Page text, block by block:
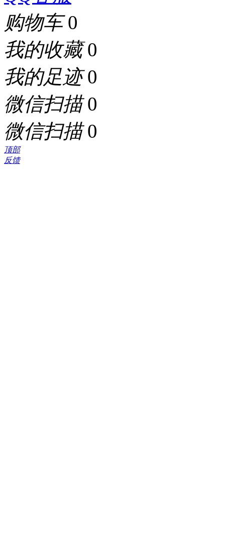
购物车 0
我的收藏 0
我的足迹 0
微信扫描 0
微信扫描 0
顶部
反馈